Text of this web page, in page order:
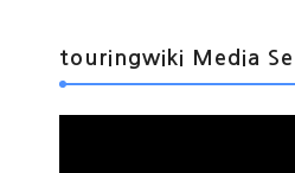
touringwiki Media